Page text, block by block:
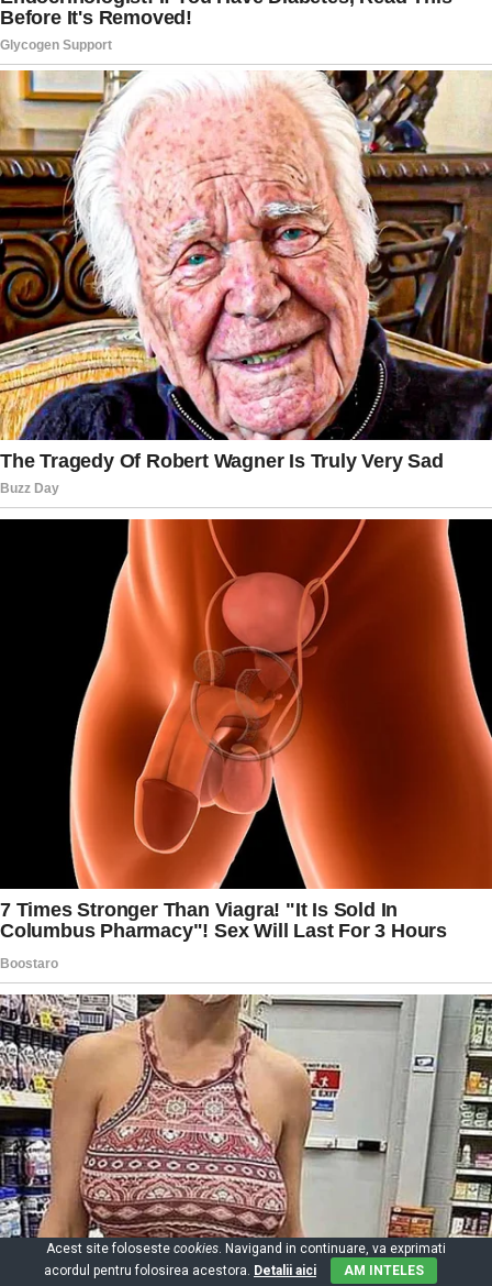
Acest site foloseste cookies. Navigand in continuare, va exprimati
acordul pentru folosirea acestora. Detalii aici AM INTELES